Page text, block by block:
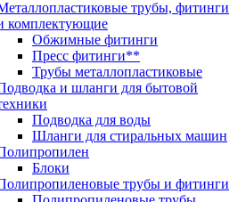
трубы, фитинги
комплектующие
Обжимные фитинги
Пресс фитинги**
Трубы металлопластиковые
и шланги для бытовой
Подводка для воды
Шланги для стиральных машин
Блоки
трубы и фитинги